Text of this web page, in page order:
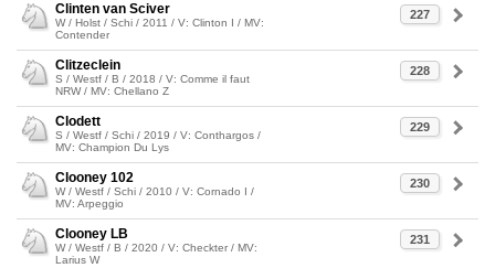
227
Clinten van Sciver
W / Holst / Schi / 2011 / V: Clinton I / MV:
Contender
228
Clitzeclein
S / Westf / B / 2018 / V: Comme il faut
NRW / MV: Chellano Z
229
Clodett
S / Westf / Schi / 2019 / V: Conthargos /
MV: Champion Du Lys
230
Clooney 102
W / Westf / Schi / 2010 / V: Cornado I /
MV: Arpeggio
231
Clooney LB
W / Westf / B / 2020 / V: Checkter / MV:
Larius W